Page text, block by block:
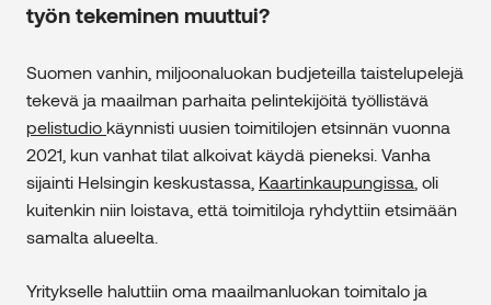
työn tekeminen muuttui?
Suomen vanhin, miljoonaluokan budjeteilla taistelupelejä
tekevä ja maailman parhaita pelintekijöitä työllistävä
pelistudio käynnisti uusien toimitilojen etsinnän vuonna
2021, kun vanhat tilat alkoivat käydä pieneksi. Vanha
sijainti Helsingin keskustassa, Kaartinkaupungissa , oli
kuitenkin niin loistava, että toimitiloja ryhdyttiin etsimään
samalta alueelta.
Yritykselle haluttiin oma maailmanluokan toimitalo ja